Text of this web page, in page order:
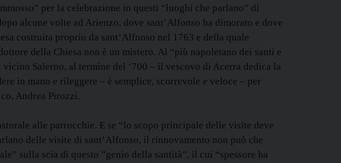
per la celebrazione in questi “luoghi che parlano” di
alcune volte ad Arienzo, dove sant’Alfonso ha dimorato e dove
costruita proprio da sant’Alfonso nel 1763 e della quale
della Chiesa non è un mistero. Al “più napoletano dei santi e
Salerno, al termine del ‘700 – il vescovo di Acerra dedica la
in mano e rileggere – è semplice, scorrevole e veloce – per
Andrea Pirozzi.
alle parrocchie. E se “lo scopo principale delle visite deve
delle visite di sant’Alfonso, il rinnovamento non può che
sulla scia di questo ”genio della santità”, il cui “spessore ha